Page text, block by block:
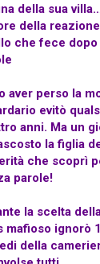
della sua
della
che fece
aver perso la
evitò
anni. Ma un
la figlia
che scoprì
parole!
la scelta
mafioso ignorò
della